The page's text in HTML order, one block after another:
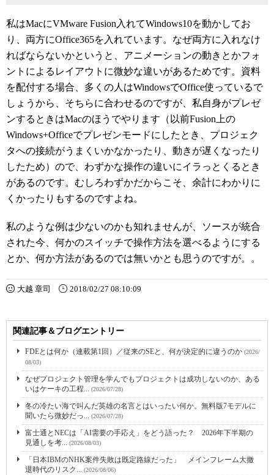
私はMacにVMware Fusion入れてWindows10を動かしてお
り、両方にOffice365を入れています。なぜ両方に入れなけ
ればならないかというと、アニメーションの動きとかフォ
ントによるレイアウトに微妙な違いがあるためです。資料
を配付する場合、多くの人はWindowsでOffice使っているで
しょうから、そちらに合わせるのですが、私自身がプレゼ
ンするときはMacのほうでやります（以前Fusion上の
Windows+Officeでプレゼンモードにしたとき、プロジェク
タへの接続がうまくいかなかったり、動きが遅くなったり
したため）ので、わずかな操作の違いにイラっとくるとき
があるのです。むしろわずかだからこそ、余計にわかりに
くかったりもするのですよね。
私のような例は少ないのかも知れませんが、ソースが統合
された今、何かのスイッチで操作方法を選べるようにする
とか、何か方法があるのでは無いかとも思うのですが。。
大越 章司 2018/02/27 08:10:09
関連記事＆ブログエントリー
FDEとは何か（連載第1回）／従来のSEと、何が決定的に違うのか (2026/
08/03)
なぜプロジェクト管理を学んでもプロジェクトは成功しないのか、ある
いはケーキの工程... (2026/07/28)
冬の冷たい海で叫んだ英雄の名言とはいったい何か。無料版7モデルに
聞いたら微妙だっ... (2026/07/28)
富士通とNECは「AI需要の手応え」をどう語った？ 2026年下半期の
見通しを考... (2026/08/03)
「日本IBMのNHK案件失敗は既定路線だった」 メインフレーム大撤
退時代のリスク... (2026/08/06)